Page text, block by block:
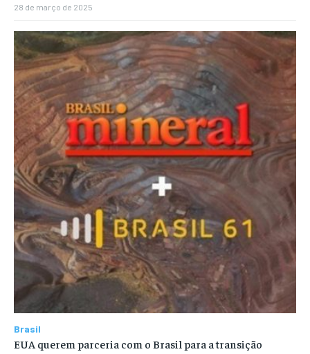
28 de março de 2025
Brasil
EUA querem parceria com o Brasil para a transição